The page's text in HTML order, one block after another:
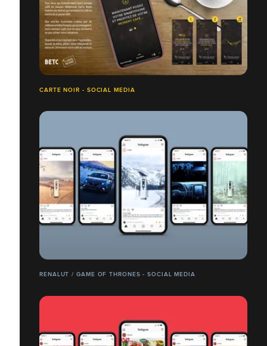
CARTE NOIR - SOCIAL MEDIA
RENALUT / GAME OF THRONES - SOCIAL MEDIA